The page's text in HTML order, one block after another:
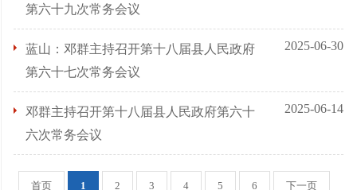
第六十九次常务会议
蓝山：邓群主持召开第十八届县人民政府
第六十七次常务会议
2025-06-30
邓群主持召开第十八届县人民政府第六十
六次常务会议
2025-06-14
首页 1 2 3 4 5 6 下一页